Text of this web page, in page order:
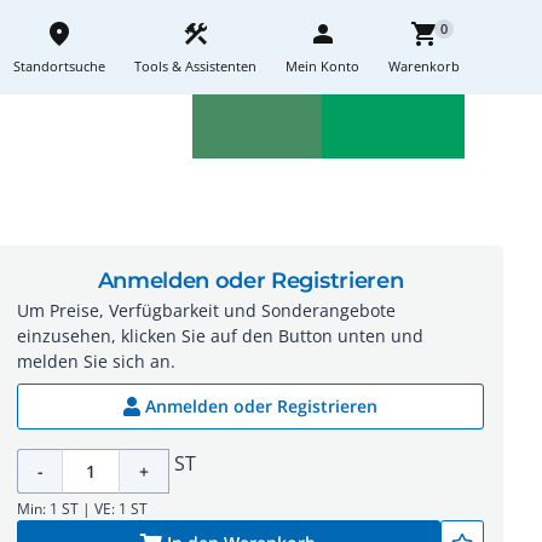
place
Standortsuche
construction
Tools & Assistenten
person
Mein Konto
shopping_cart0
Warenkorb
Anmelden oder Registrieren
Um Preise, Verfügbarkeit und Sonderangebote
einzusehen, klicken Sie auf den Button unten und
melden Sie sich an.
Anmelden oder Registrieren
- + ST
Min: 1 ST | VE: 1 ST